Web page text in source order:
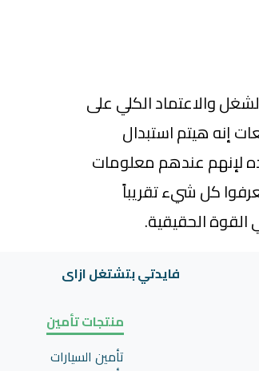
والاعتماد الكلي على
إنه هيتم استبدال
لإنهم عندهم معلومات
كل شيء تقريباً
الحقيقية.
فايدتي بتشتغل ازاى
منتجات تأمين
تأمين السيارات